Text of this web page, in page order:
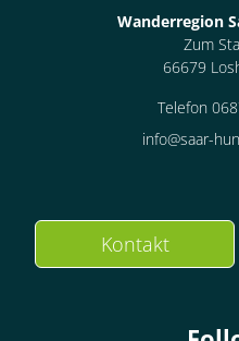
Wanderregion
Zum
66679
Telefon
info@saar-
Kontakt